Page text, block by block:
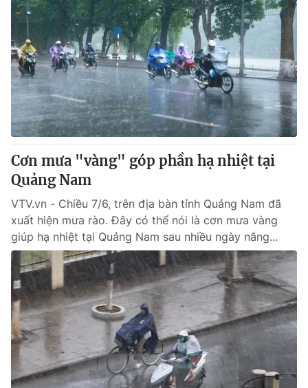
Cơn mưa "vàng" góp phần hạ nhiệt tại
Quảng Nam
VTV.vn - Chiều 7/6, trên địa bàn tỉnh Quảng Nam đã
xuất hiện mưa rào. Đây có thể nói là cơn mưa vàng
giúp hạ nhiệt tại Quảng Nam sau nhiều ngày nắng...